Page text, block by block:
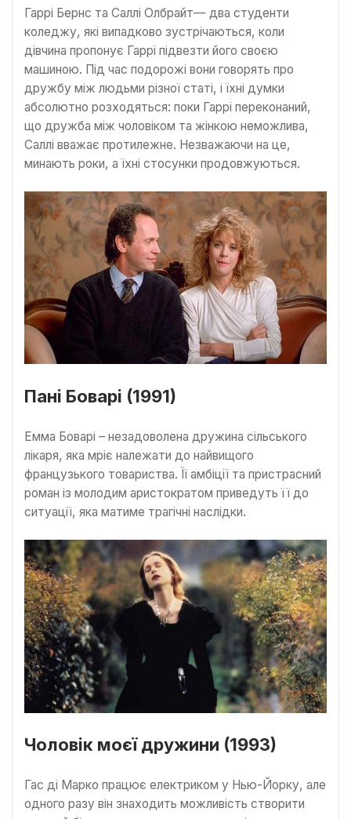
Гаррі Бернс та Саллі Олбрайт— два студенти
коледжу, які випадково зустрічаються, коли
дівчина пропонує Гаррі підвезти його своєю
машиною. Під час подорожі вони говорять про
дружбу між людьми різної статі, і їхні думки
абсолютно розходяться: поки Гаррі переконаний,
що дружба між чоловіком та жінкою неможлива,
Саллі вважає протилежне. Незважаючи на це,
минають роки, а їхні стосунки продовжуються.
Пані Боварі (1991)
Емма Боварі – незадоволена дружина сільського
лікаря, яка мріє належати до найвищого
французького товариства. Її амбіції та пристрасний
роман із молодим аристократом приведуть її до
ситуації, яка матиме трагічні наслідки.
Чоловік моєї дружини (1993)
Гас ді Марко працює електриком у Нью-Йорку, але
одного разу він знаходить можливість створити